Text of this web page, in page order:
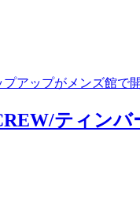
プアップがメンズ館で
ティン